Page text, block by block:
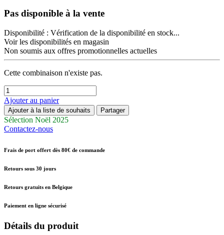
Pas disponible à la vente
Disponibilité : Vérification de la disponibilité en stock...
Voir les disponibilités en magasin
Non soumis aux offres promotionnelles actuelles
Cette combinaison n'existe pas.
Ajouter au panier
Ajouter à la liste de souhaits Partager
Sélection Noël 2025
Contactez-nous
Frais de port offert dès 80€ de commande
Retours sous 30 jours
Retours gratuits en Belgique
Paiement en ligne sécurisé
Détails du produit